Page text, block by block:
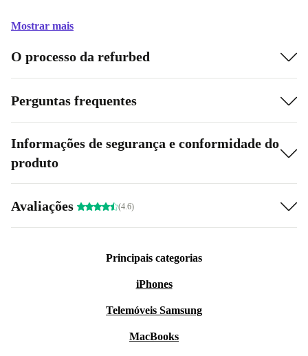
Mostrar mais
O processo da refurbed
Perguntas frequentes
Informações de segurança e conformidade do
produto
Avaliações (4.6)
Principais categorias
iPhones
Telemóveis Samsung
MacBooks